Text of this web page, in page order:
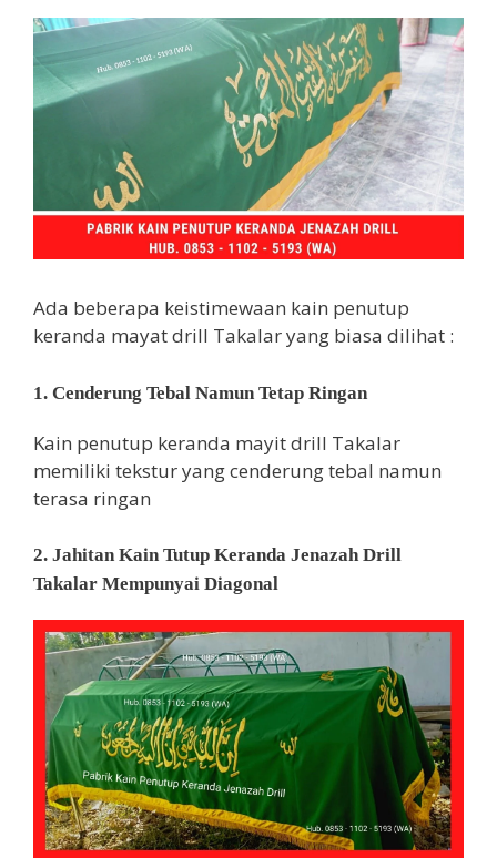
Ada beberapa keistimewaan kain penutup
keranda mayat drill Takalar yang biasa dilihat :
1. Cenderung Tebal Namun Tetap Ringan
Kain penutup keranda mayit drill Takalar
memiliki tekstur yang cenderung tebal namun
terasa ringan
2. Jahitan Kain Tutup Keranda Jenazah Drill
Takalar Mempunyai Diagonal